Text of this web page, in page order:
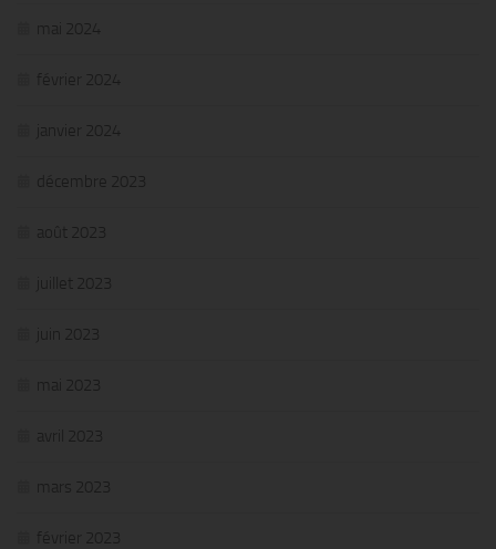
mai 2024
février 2024
janvier 2024
décembre 2023
août 2023
juillet 2023
juin 2023
mai 2023
avril 2023
mars 2023
février 2023